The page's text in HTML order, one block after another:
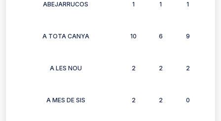
ABEJARRUCOS 1 1 1
A TOTA CANYA 10 6 9
A LES NOU 2 2 2
A MES DE SIS 2 2 0